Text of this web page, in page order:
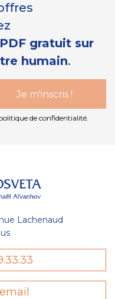
PDF gratuit sur
humain.
de confidentialité.
Lachenaud